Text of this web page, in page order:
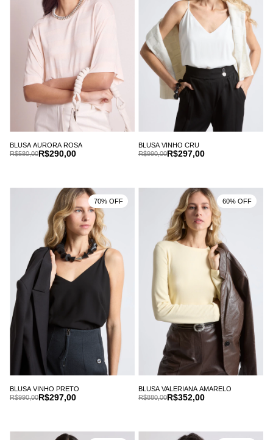
BLUSA AURORA ROSA
R$290,00
R$580,00
BLUSA VINHO CRU
R$297,00
R$990,00
BLUSA VINHO PRETO
R$297,00
R$990,00
70% OFF
BLUSA VALERIANA AMARELO
R$352,00
R$880,00
60% OFF